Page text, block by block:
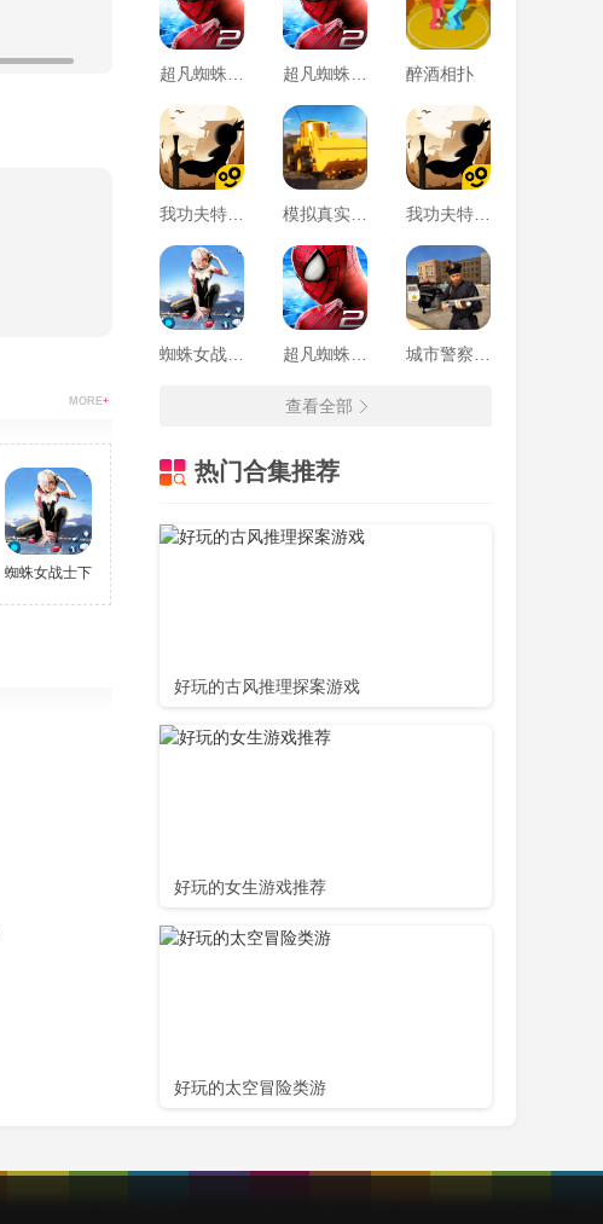
MORE+
蜘蛛女战士下载中文版
醉酒相扑
查看全部
热门合集推荐
好玩的古风推理探案游戏
好玩的女生游戏推荐
好玩的太空冒险类游